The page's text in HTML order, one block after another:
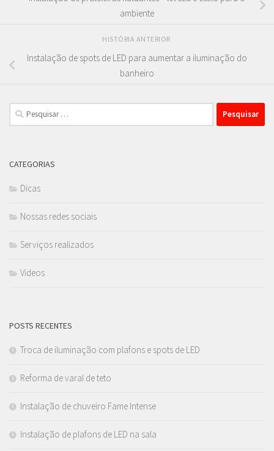
ambiente
HISTÓRIA ANTERIOR
Instalação de spots de LED para aumentar a iluminação do
banheiro
Pesquisar
por:
CATEGORIAS
Dicas
Nossas redes sociais
Serviços realizados
Videos
POSTS RECENTES
Troca de iluminação com plafons e spots de LED
Reforma de varal de teto
Instalação de chuveiro Fame Intense
Instalação de plafons de LED na sala